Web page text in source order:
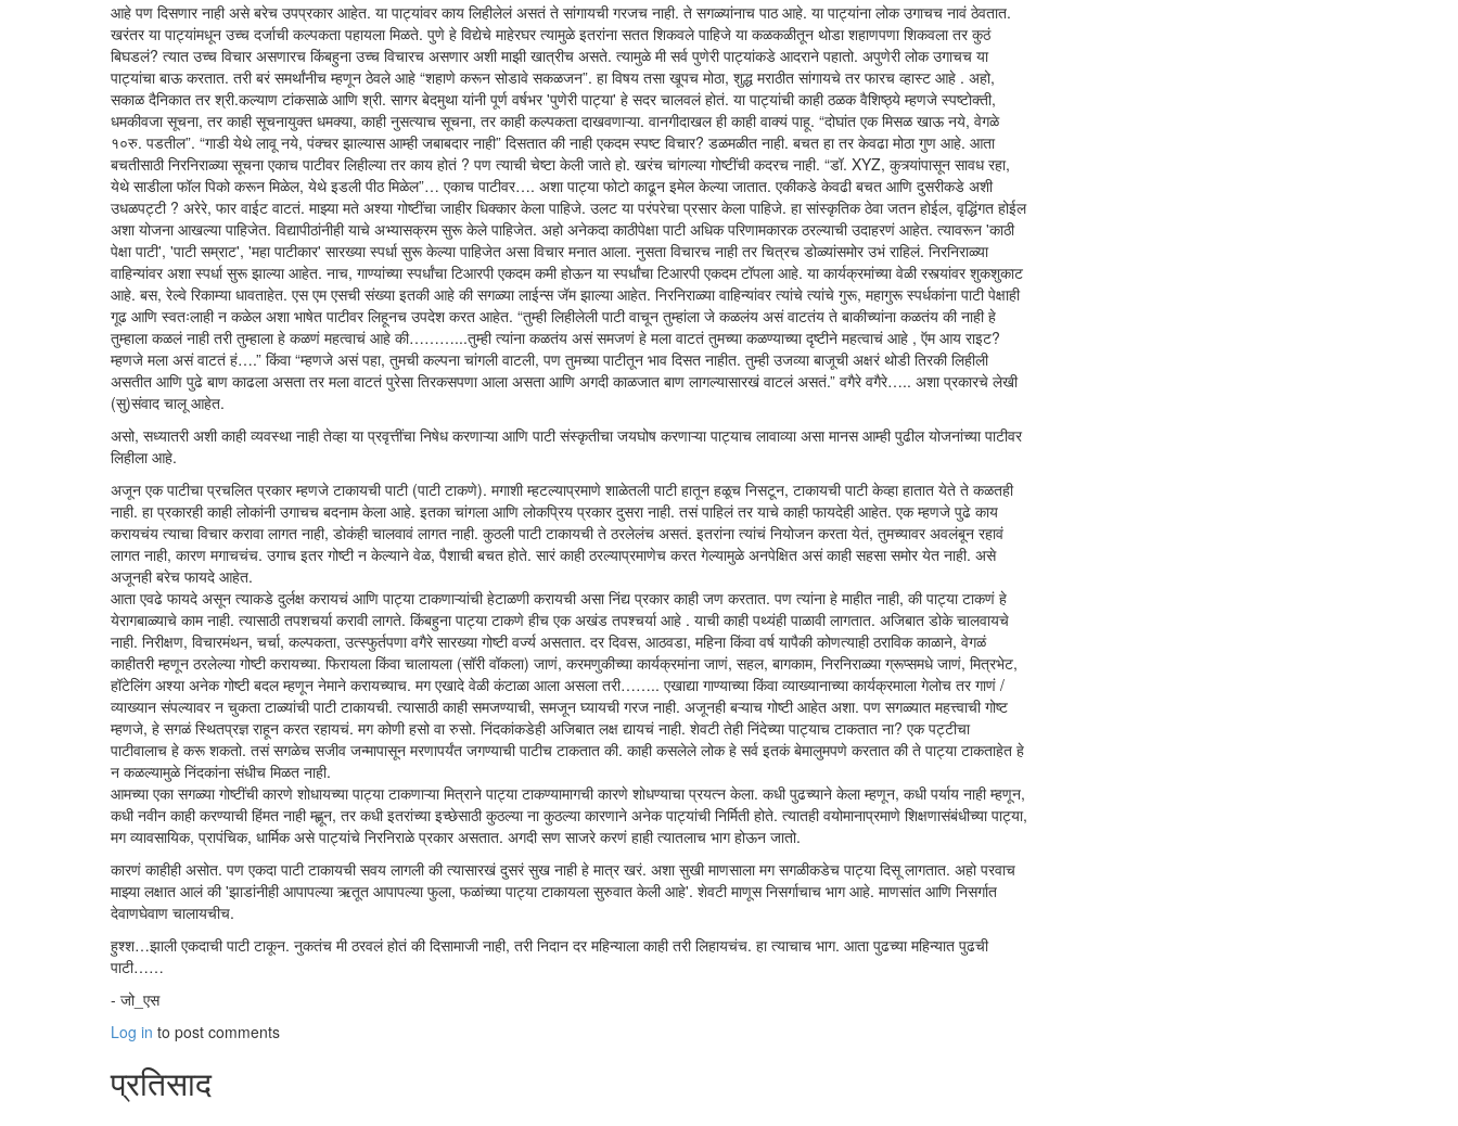
आहे पण दिसणार नाही असे बरेच उपप्रकार आहेत. या पाट्यांवर काय लिहीलेलं असतं ते सांगायची गरजच नाही. ते सगळ्यांनाच पाठ आहे. या पाट्यांना लोक उगाचच नावं ठेवतात.
खरंतर या पाट्यांमधून उच्च दर्जाची कल्पकता पहायला मिळते. पुणे हे विद्येचे माहेरघर त्यामुळे इतरांना सतत शिकवले पाहिजे या कळकळीतून थोडा शहाणपणा शिकवला तर कुठं
बिघडलं? त्यात उच्च विचार असणारच किंबहुना उच्च विचारच असणार अशी माझी खात्रीच असते. त्यामुळे मी सर्व पुणेरी पाट्यांकडे आदराने पहातो. अपुणेरी लोक उगाचच या
पाट्यांचा बाऊ करतात. तरी बरं समर्थांनीच म्हणून ठेवले आहे “शहाणे करून सोडावे सकळजन”. हा विषय तसा खूपच मोठा, शुद्ध मराठीत सांगायचे तर फारच व्हास्ट आहे . अहो,
सकाळ दैनिकात तर श्री.कल्याण टांकसाळे आणि श्री. सागर बेदमुथा यांनी पूर्ण वर्षभर 'पुणेरी पाट्या' हे सदर चालवलं होतं. या पाट्यांची काही ठळक वैशिष्ठ्ये म्हणजे स्पष्टोक्ती,
धमकीवजा सूचना, तर काही सूचनायुक्त धमक्या, काही नुसत्याच सूचना, तर काही कल्पकता दाखवणाऱ्या. वानगीदाखल ही काही वाक्यं पाहू. “दोघांत एक मिसळ खाऊ नये, वेगळे
१०रु. पडतील”. “गाडी येथे लावू नये, पंक्चर झाल्यास आम्ही जबाबदार नाही” दिसतात की नाही एकदम स्पष्ट विचार? डळमळीत नाही. बचत हा तर केवढा मोठा गुण आहे. आता
बचतीसाठी निरनिराळ्या सूचना एकाच पाटीवर लिहील्या तर काय होतं ? पण त्याची चेष्टा केली जाते हो. खरंच चांगल्या गोष्टींची कदरच नाही. “डॉ. XYZ, कुत्र्यांपासून सावध रहा,
येथे साडीला फॉल पिको करून मिळेल, येथे इडली पीठ मिळेल”… एकाच पाटीवर…. अशा पाट्या फोटो काढून इमेल केल्या जातात. एकीकडे केवढी बचत आणि दुसरीकडे अशी
उधळपट्टी ? अरेरे, फार वाईट वाटतं. माझ्या मते अश्या गोष्टींचा जाहीर धिक्कार केला पाहिजे. उलट या परंपरेचा प्रसार केला पाहिजे. हा सांस्कृतिक ठेवा जतन होईल, वृद्धिंगत होईल
अशा योजना आखल्या पाहिजेत. विद्यापीठांनीही याचे अभ्यासक्रम सुरू केले पाहिजेत. अहो अनेकदा काठीपेक्षा पाटी अधिक परिणामकारक ठरल्याची उदाहरणं आहेत. त्यावरून 'काठी
पेक्षा पाटी', 'पाटी सम्राट', 'महा पाटीकार' सारख्या स्पर्धा सुरू केल्या पाहिजेत असा विचार मनात आला. नुसता विचारच नाही तर चित्रच डोळ्यांसमोर उभं राहिलं. निरनिराळ्या
वाहिन्यांवर अशा स्पर्धा सुरू झाल्या आहेत. नाच, गाण्यांच्या स्पर्धांचा टिआरपी एकदम कमी होऊन या स्पर्धांचा टिआरपी एकदम टॉपला आहे. या कार्यक्रमांच्या वेळी रस्त्यांवर शुकशुकाट
आहे. बस, रेल्वे रिकाम्या धावताहेत. एस एम एसची संख्या इतकी आहे की सगळ्या लाईन्स जॅम झाल्या आहेत. निरनिराळ्या वाहिन्यांवर त्यांचे त्यांचे गुरू, महागुरू स्पर्धकांना पाटी पेक्षाही
गूढ आणि स्वतःलाही न कळेल अशा भाषेत पाटीवर लिहूनच उपदेश करत आहेत. “तुम्ही लिहीलेली पाटी वाचून तुम्हांला जे कळलंय असं वाटतंय ते बाकीच्यांना कळतंय की नाही हे
तुम्हाला कळलं नाही तरी तुम्हाला हे कळणं महत्वाचं आहे की………...तुम्ही त्यांना कळतंय असं समजणं हे मला वाटतं तुमच्या कळण्याच्या दृष्टीने महत्वाचं आहे , ऍम आय राइट?
म्हणजे मला असं वाटतं हं….” किंवा “म्हणजे असं पहा, तुमची कल्पना चांगली वाटली, पण तुमच्या पाटीतून भाव दिसत नाहीत. तुम्ही उजव्या बाजूची अक्षरं थोडी तिरकी लिहीली
असतीत आणि पुढे बाण काढला असता तर मला वाटतं पुरेसा तिरकसपणा आला असता आणि अगदी काळजात बाण लागल्यासारखं वाटलं असतं.” वगैरे वगैरे….. अशा प्रकारचे लेखी
(सु)संवाद चालू आहेत.
असो, सध्यातरी अशी काही व्यवस्था नाही तेव्हा या प्रवृत्तींचा निषेध करणाऱ्या आणि पाटी संस्कृतीचा जयघोष करणाऱ्या पाट्याच लावाव्या असा मानस आम्ही पुढील योजनांच्या पाटीवर
लिहीला आहे.
अजून एक पाटीचा प्रचलित प्रकार म्हणजे टाकायची पाटी (पाटी टाकणे). मगाशी म्हटल्याप्रमाणे शाळेतली पाटी हातून हळूच निसटून, टाकायची पाटी केव्हा हातात येते ते कळतही
नाही. हा प्रकारही काही लोकांनी उगाचच बदनाम केला आहे. इतका चांगला आणि लोकप्रिय प्रकार दुसरा नाही. तसं पाहिलं तर याचे काही फायदेही आहेत. एक म्हणजे पुढे काय
करायचंय त्याचा विचार करावा लागत नाही, डोकंही चालवावं लागत नाही. कुठली पाटी टाकायची ते ठरलेलंच असतं. इतरांना त्यांचं नियोजन करता येतं, तुमच्यावर अवलंबून रहावं
लागत नाही, कारण मगाचचंच. उगाच इतर गोष्टी न केल्याने वेळ, पैशाची बचत होते. सारं काही ठरल्याप्रमाणेच करत गेल्यामुळे अनपेक्षित असं काही सहसा समोर येत नाही. असे
अजूनही बरेच फायदे आहेत.
आता एवढे फायदे असून त्याकडे दुर्लक्ष करायचं आणि पाट्या टाकणाऱ्यांची हेटाळणी करायची असा निंद्य प्रकार काही जण करतात. पण त्यांना हे माहीत नाही, की पाट्या टाकणं हे
येरागबाळ्याचे काम नाही. त्यासाठी तपशचर्या करावी लागते. किंबहुना पाट्या टाकणे हीच एक अखंड तपश्चर्या आहे . याची काही पथ्यंही पाळावी लागतात. अजिबात डोके चालवायचे
नाही. निरीक्षण, विचारमंथन, चर्चा, कल्पकता, उत्स्फुर्तपणा वगैरे सारख्या गोष्टी वर्ज्य असतात. दर दिवस, आठवडा, महिना किंवा वर्ष यापैकी कोणत्याही ठराविक काळाने, वेगळं
काहीतरी म्हणून ठरलेल्या गोष्टी करायच्या. फिरायला किंवा चालायला (सॉरी वॉकला) जाणं, करमणुकीच्या कार्यक्रमांना जाणं, सहल, बागकाम, निरनिराळ्या ग्रूप्समधे जाणं, मित्रभेट,
हॉटेलिंग अश्या अनेक गोष्टी बदल म्हणून नेमाने करायच्याच. मग एखादे वेळी कंटाळा आला असला तरी…….. एखाद्या गाण्याच्या किंवा व्याख्यानाच्या कार्यक्रमाला गेलोच तर गाणं /
व्याख्यान संपल्यावर न चुकता टाळ्यांची पाटी टाकायची. त्यासाठी काही समजण्याची, समजून घ्यायची गरज नाही. अजूनही बऱ्याच गोष्टी आहेत अशा. पण सगळ्यात महत्त्वाची गोष्ट
म्हणजे, हे सगळं स्थितप्रज्ञ राहून करत रहायचं. मग कोणी हसो वा रुसो. निंदकांकडेही अजिबात लक्ष द्यायचं नाही. शेवटी तेही निंदेच्या पाट्याच टाकतात ना? एक पट्टीचा
पाटीवालाच हे करू शकतो. तसं सगळेच सजीव जन्मापासून मरणापर्यंत जगण्याची पाटीच टाकतात की. काही कसलेले लोक हे सर्व इतकं बेमालुमपणे करतात की ते पाट्या टाकताहेत हे
न कळल्यामुळे निंदकांना संधीच मिळत नाही.
आमच्या एका सगळ्या गोष्टींची कारणे शोधायच्या पाट्या टाकणाऱ्या मित्राने पाट्या टाकण्यामागची कारणे शोधण्याचा प्रयत्न केला. कधी पुढच्याने केला म्हणून, कधी पर्याय नाही म्हणून,
कधी नवीन काही करण्याची हिंमत नाही म्ह्णून, तर कधी इतरांच्या इच्छेसाठी कुठल्या ना कुठल्या कारणाने अनेक पाट्यांची निर्मिती होते. त्यातही वयोमानाप्रमाणे शिक्षणासंबंधीच्या पाट्या,
मग व्यावसायिक, प्रापंचिक, धार्मिक असे पाट्यांचे निरनिराळे प्रकार असतात. अगदी सण साजरे करणं हाही त्यातलाच भाग होऊन जातो.
कारणं काहीही असोत. पण एकदा पाटी टाकायची सवय लागली की त्यासारखं दुसरं सुख नाही हे मात्र खरं. अशा सुखी माणसाला मग सगळीकडेच पाट्या दिसू लागतात. अहो परवाच
माझ्या लक्षात आलं की 'झाडांनीही आपापल्या ऋतूत आपापल्या फुला, फळांच्या पाट्या टाकायला सुरुवात केली आहे'. शेवटी माणूस निसर्गाचाच भाग आहे. माणसांत आणि निसर्गात
देवाणघेवाण चालायचीच.
हुश्श…झाली एकदाची पाटी टाकून. नुकतंच मी ठरवलं होतं की दिसामाजी नाही, तरी निदान दर महिन्याला काही तरी लिहायचंच. हा त्याचाच भाग. आता पुढच्या महिन्यात पुढची
पाटी……
- जो_एस
Log in to post comments
प्रतिसाद